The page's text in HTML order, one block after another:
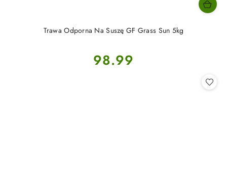
Trawa Odporna Na Suszę GF Grass Sun 5kg
Cena:
98.99